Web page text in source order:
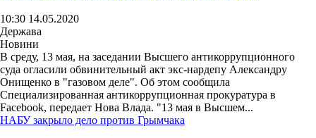
10:30 14.05.2020
Держава
Новини
В среду, 13 мая, на заседании Высшего антикоррупционного
суда огласили обвинительный акт экс-нардепу Александру
Онищенко в "газовом деле". Об этом сообщила
Специализированная антикоррупционная прокуратура в
Facebook, передает Нова Влада. "13 мая в Высшем...
НАБУ закрыло дело против Грымчака